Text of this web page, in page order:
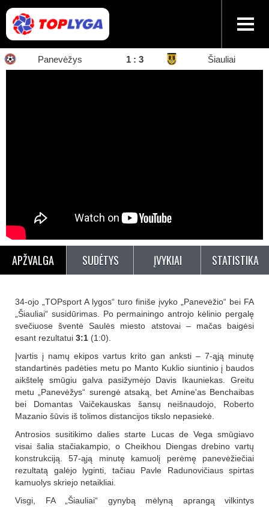
Panevėžys 1 : 3 Šiauliai
APŽVALGA SUDĖTYS ĮVYKIAI STATISTIKA
34-ojo „TOPsport A lygos“ turo finiše įvyko „Panevėžio“ bei FA
„Šiauliai“ susidūrimas. Po permainingo antrojo kėlinio pergalę
svečiuose šventė Saulės miesto atstovai – mačas baigėsi
esant rezultatui 3:1 (1:0).
Įvartis į namų ekipos vartus krito gan anksti – 7-ąją minutę
standartinės padėties metu po Manto Kuklio siuntinio į baudos
aikštelę smūgiu galva pasižymėjo Davis Ikauniekas. Greitu
metu „Panevėžys“ surengė atsaką, bet Amine'as Benchaibas
bei Domantas Vaičekauskas šansų neišnaudojo, Roberto
Mazanio šūvis iš tolimos distancijos tikslo nepasiekė.
Antrosios susitikimo dalies starte Lucas de Vega smūgiavo
visai šalia stačiakampio, o Cheikhou Diengas drebino vartų
konstrukciją. 57-ąją minutę kamuolį perėmę panevėžiečiai
rezultatą galėjo lyginti, tačiau Pavle Radunovičiaus spirtas
kamuolys skriejo netaikliai.
Visgi, FA „Šiauliai“ gynybą mėlyną aprangą vilkintys